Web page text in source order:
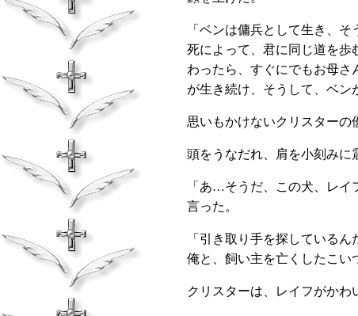
「ベンは傭兵として生き、
死によって、君に同じ道を歩
わったら、すぐにでもお母
が生き続け、そうして、ベン
思いもかけないクリスターの
頭をうなだれ、肩を小刻みに
「あ…そうだ、この犬、レイ
言った。
「引き取り手を探している
俺と、飼い主を亡くしたこい
クリスターは、レイフがかわ